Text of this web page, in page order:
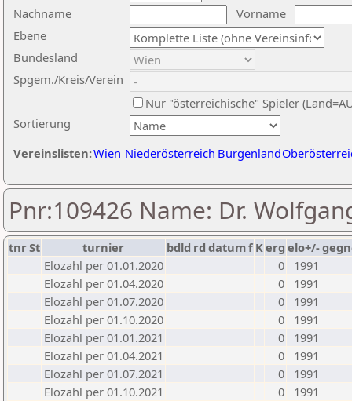
Nachname
Vorname
Ebene
Sortierung
Bundesland
Spgem./Kreis/Verein
Nur "österreichische" Spieler
Vereinslisten:Wien Niederösterreich Burgenland
Pnr:109426 Name: Dr.
tnrSt turnier bdld rd datumf Kerg elo+/-
Elozahl per 01.01.2020
0
1991
Elozahl per 01.04.2020
0
1991
Elozahl per 01.07.2020
0
1991
Elozahl per 01.10.2020
0
1991
Elozahl per 01.01.2021
0
1991
Elozahl per 01.04.2021
0
1991
Elozahl per 01.07.2021
0
1991
Elozahl per 01.10.2021
0
1991